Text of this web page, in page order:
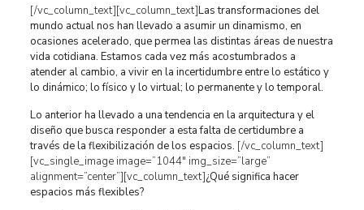
[/vc_column_text][vc_column_text]Las transformaciones del
mundo actual nos han llevado a asumir un dinamismo, en
ocasiones acelerado, que permea las distintas áreas de nuestra
vida cotidiana. Estamos cada vez más acostumbrados a
atender al cambio, a vivir en la incertidumbre entre lo estático y
lo dinámico; lo físico y lo virtual; lo permanente y lo temporal.
Lo anterior ha llevado a una tendencia en la arquitectura y el
diseño que busca responder a esta falta de certidumbre a
través de la flexibilización de los espacios. [/vc_column_text]
[vc_single_image image=”1044″ img_size=”large”
alignment=”center”][vc_column_text]¿Qué significa hacer
espacios más flexibles?